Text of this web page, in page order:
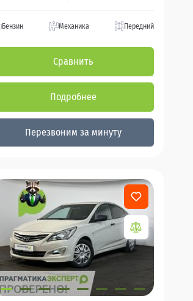
Бензин Механика Передний
Сравнить
Подробнее
Перезвоним за минуту